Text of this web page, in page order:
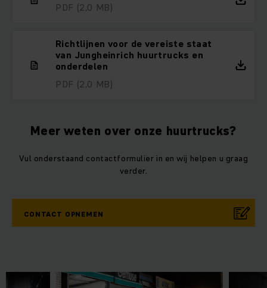
PDF (2,0 MB)
Richtlijnen voor de vereiste staat
van Jungheinrich huurtrucks en
onderdelen
PDF (2,0 MB)
Meer weten over onze huurtrucks?
Vul onderstaand contactformulier in en wij helpen u graag
verder.
CONTACT OPNEMEN